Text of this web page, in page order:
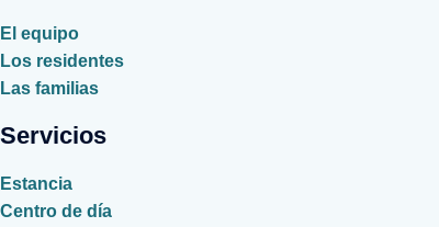
El equipo
Los residentes
Las familias
Servicios
Estancia
Centro de día